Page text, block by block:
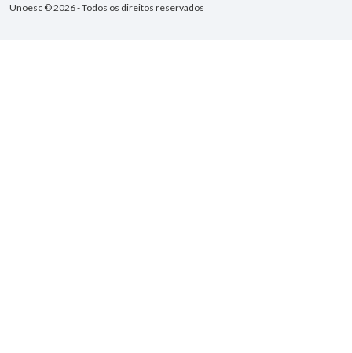
Unoesc © 2026 - Todos os direitos reservados